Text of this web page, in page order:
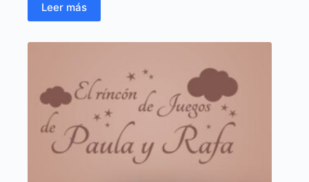
Leer más